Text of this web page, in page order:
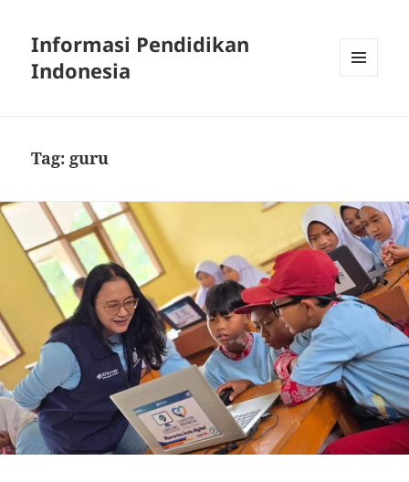
Informasi Pendidikan
Indonesia
Tag: guru